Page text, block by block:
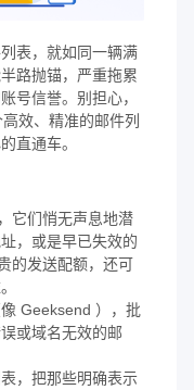
表，就如同一辆满
路抛锚，严重拖累
号信誉。别担心，
效、精准的邮件列
直通车。
它们悄无声息地潜
，或是早已失效的
的发送配额，还可
Geeksend ），批
或域名无效的邮
，把那些明确表示